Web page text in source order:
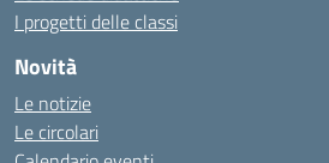
I progetti delle classi
Novità
Le notizie
Le circolari